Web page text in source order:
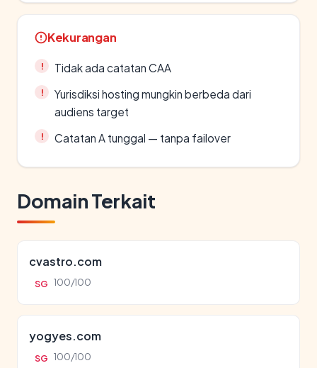
Kekurangan
Tidak ada catatan CAA
Yurisdiksi hosting mungkin berbeda dari
audiens target
Catatan A tunggal — tanpa failover
Domain Terkait
cvastro.com
SG 100/100
yogyes.com
SG 100/100